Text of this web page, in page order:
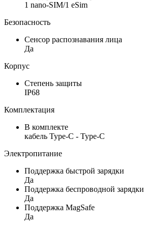
1 nano-SIM/1 eSim
Безопасность
Сенсор распознавания лица
Да
Корпус
Степень защиты
IP68
Комплектация
В комплекте
кабель Type-C - Type-C
Электропитание
Поддержка быстрой зарядки
Да
Поддержка беспроводной зарядки
Да
Поддержка MagSafe
Да